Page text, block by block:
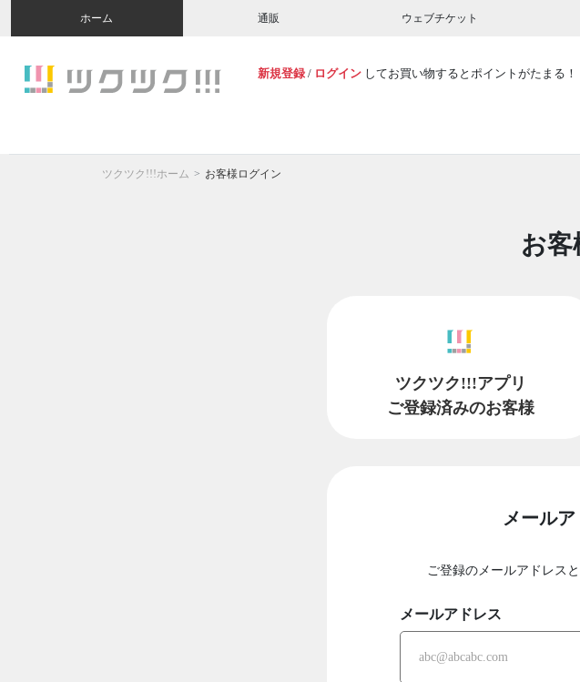
ホーム 通販 ウェブチケット
新規登録 / ログイン してお買い物するとポイントがたまる！
ツクツク!!!ホーム お客様ログイン
お客
ツクツク!!!アプリ
ご登録済みのお客様
メール
ご登録のメールアドレス
メールアドレス